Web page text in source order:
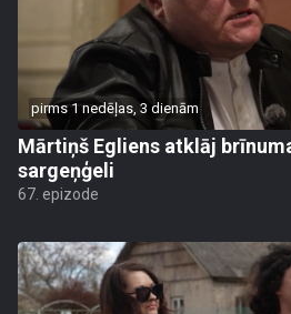
pirms 1 nedēļas, 3 dienām
Mārtiņš Egliens atklāj
sargeņģeli
67. epizode